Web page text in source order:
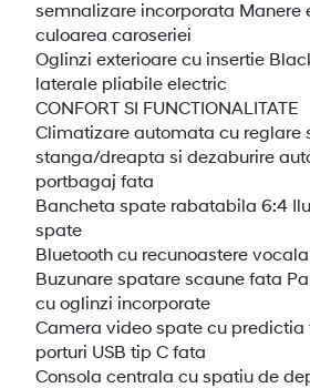
semnalizare incorporata Manere
culoarea caroseriei
Oglinzi exterioare cu insertie
laterale pliabile electric
CONFORT SI FUNCTIONALITATE
Climatizare automata cu reglare
stanga/dreapta si dezaburire
portbagaj fata
Bancheta spate rabatabila 6:4
spate
Bluetooth cu recunoastere
Buzunare spatare scaune fata
cu oglinzi incorporate
Camera video spate cu predictia
porturi USB tip C fata
Consola centrala cu spatiu de